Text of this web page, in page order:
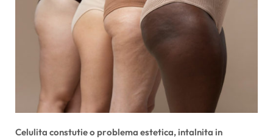
Celulita constutie o problema estetica, intalnita in